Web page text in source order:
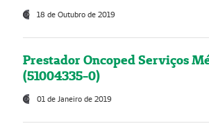
18 de Outubro de 2019
Prestador Oncoped Serviços
(51004335-0)
01 de Janeiro de 2019